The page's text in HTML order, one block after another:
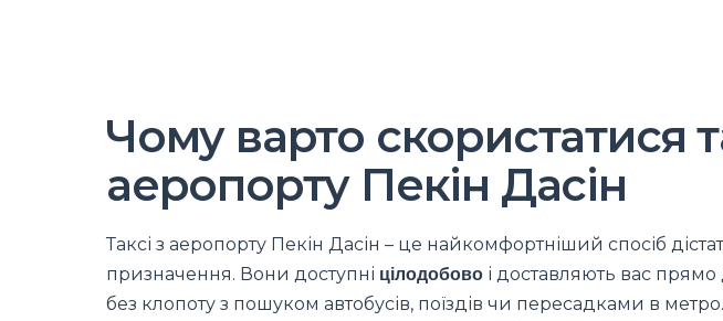
Чому варто скористатися
аеропорту Пекін Дасін
Таксі з аеропорту Пекін Дасін – це найкомфортніший спосіб
призначення. Вони доступні цілодобово і доставляють вас
без клопоту з пошуком автобусів, поїздів чи пересадками в